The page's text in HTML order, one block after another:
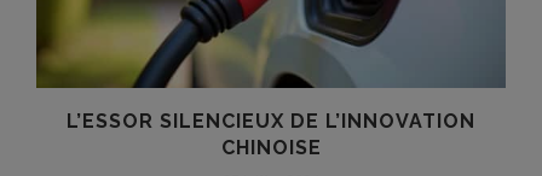
L’ESSOR SILENCIEUX DE L’INNOVATION
CHINOISE